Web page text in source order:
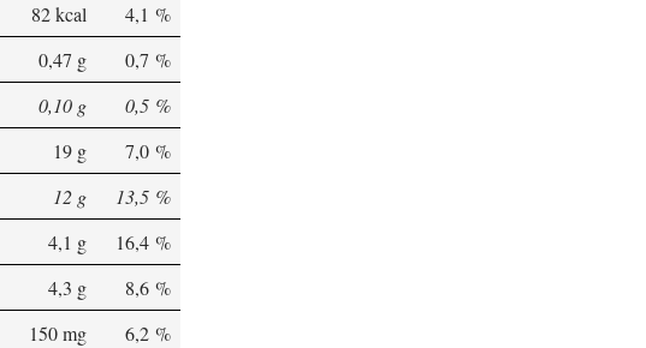
82 kcal
4,1 %
0,47 g
0,7 %
0,10 g
0,5 %
19 g
7,0 %
12 g
13,5 %
4,1 g
16,4 %
4,3 g
8,6 %
150 mg
6,2 %